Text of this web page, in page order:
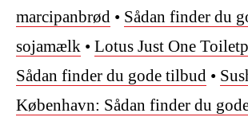
marcipanbrød • Sådan finder du
sojamælk • Lotus Just One
Sådan finder du gode tilbud •
København: Sådan finder du